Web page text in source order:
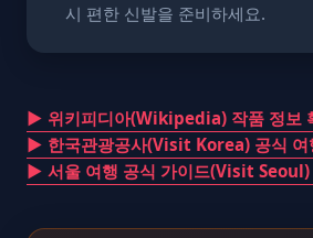
시 편한 신발을 준비하세요.
▶ 위키피디아(Wikipedia) 작품 정보
▶ 한국관광공사(Visit Korea) 공식 여
▶ 서울 여행 공식 가이드(Visit Seoul)